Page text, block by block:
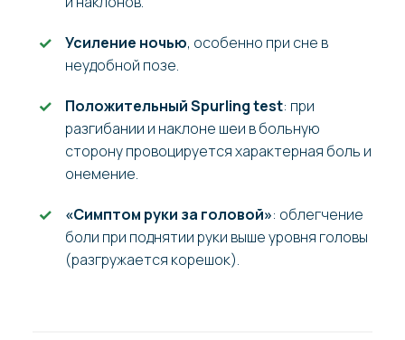
Усиление ночью, особенно при сне в
неудобной позе.
Положительный Spurling test: при
разгибании и наклоне шеи в больную
сторону провоцируется характерная боль и
онемение.
«Симптом руки за головой»: облегчение
боли при поднятии руки выше уровня головы
(разгружается корешок).